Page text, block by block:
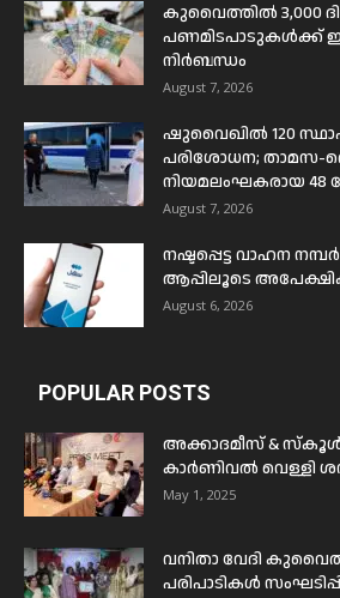
കുവൈത്തിൽ 3,000
പണമിടപാടുകൾക്ക് ഇനി
നിർബന്ധം
August 7, 2026
ഷുവൈഖിൽ 120
പരിശോധന; താമസ-
നിയമലംഘകരായ 48
August 7, 2026
നഷ്ടപ്പെട്ട വാഹന
ആപ്പിലൂടെ
August 6, 2026
POPULAR POSTS
അക്കാദമീസ് &
കാർണിവൽ വെള്ളി
May 1, 2025
വനിതാ വേദി
പരിപാടികൾ